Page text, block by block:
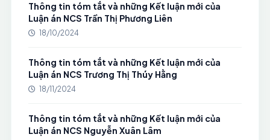
Thông tin tóm tắt và những Kết luận mới của
Luận án NCS Trần Thị Phương Liên
18/10/2024
Thông tin tóm tắt và những Kết luận mới của
Luận án NCS Trương Thị Thúy Hằng
18/11/2024
Thông tin tóm tắt và những Kết luận mới của
Luận án NCS Nguyễn Xuân Lâm